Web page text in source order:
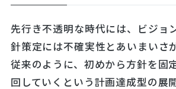
先行き不透明な時代には、ビジョ
針策定には不確実性とあいまいさ
従来のように、初めから方針を固
回していくという計画達成型の展